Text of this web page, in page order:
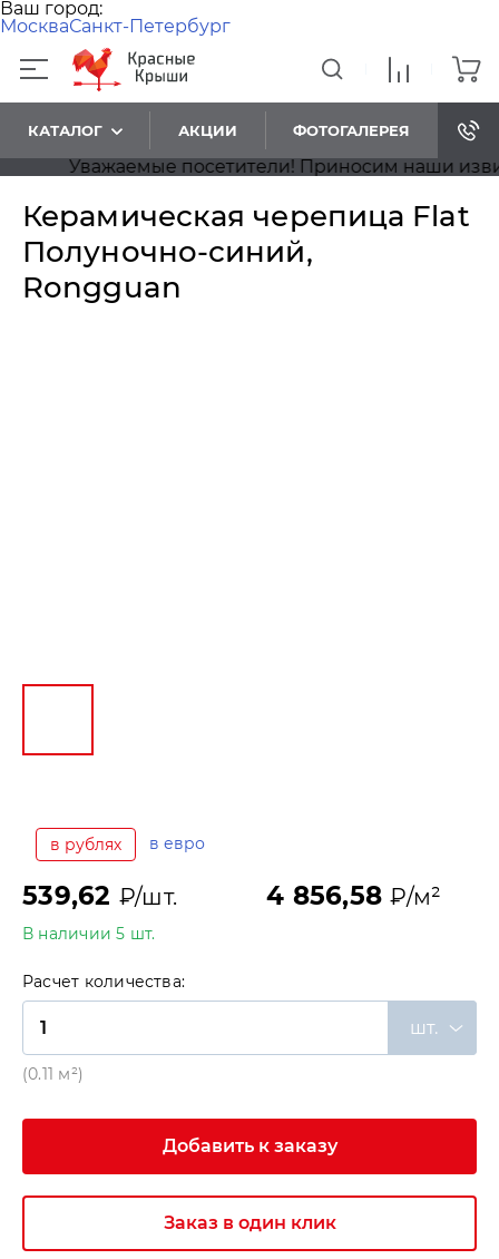
Ваш город:
МоскваСанкт-Петербург
КАТАЛОГ АКЦИИ ФОТОГАЛЕРЕЯ
Уважаемые посетители! Приносим наши
Керамическая черепица Flat
Полуночно-синий,
Rongguan
в рублях в евро
539,62 ₽/шт. 4 856,58₽/м²
В наличии 5 шт.
Расчет количества:
шт.
(0.11 м²)
Добавить к заказу
Заказ в один клик